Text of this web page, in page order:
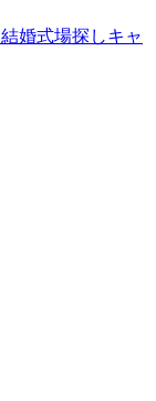
結婚式場探しキャ